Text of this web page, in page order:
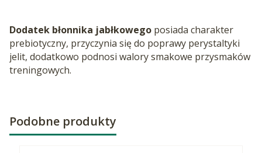
Dodatek błonnika jabłkowego posiada charakter
prebiotyczny, przyczynia się do poprawy perystaltyki
jelit, dodatkowo podnosi walory smakowe przysmaków
treningowych.
Podobne produkty